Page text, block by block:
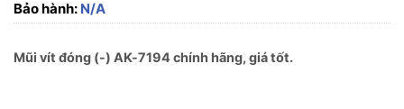
Bảo hành: N/A
Mũi vít đóng (-) AK-7194 chính hãng, giá tốt.